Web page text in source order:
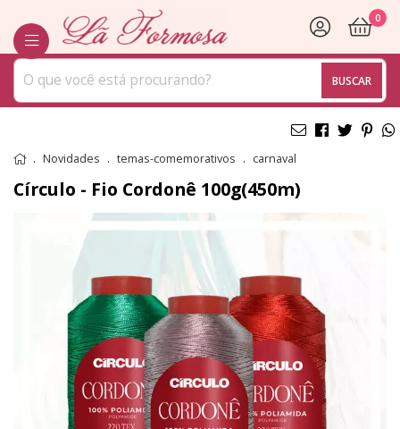
BUSCAR
0
Novidades temas-comemorativos carnaval
Círculo - Fio Cordonê 100g(450m)